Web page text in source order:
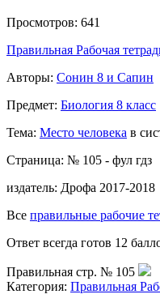
Просмотров: 641
Правильная Рабочая
Авторы: Сонин 8 и Сапин
Предмет: Биология 8 класс
Тема: Место человека в
Страница: № 105 - фул гдз
издатель: Дрофа 2017-2018
Все правильные рабочие
Ответ всегда готов 12
Правильная стр. № 105
Категория: Правильная